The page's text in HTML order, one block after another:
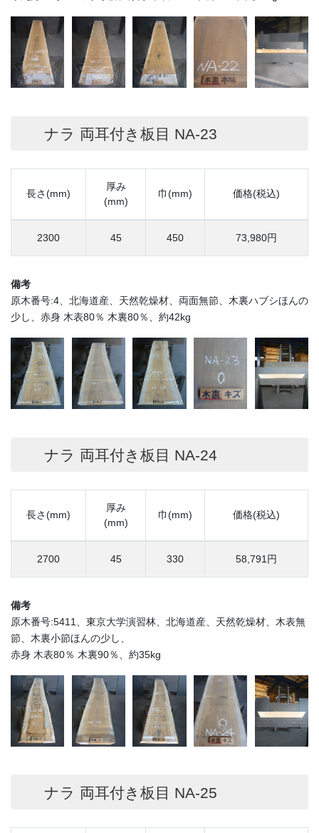
ナラ 両耳付き板目 NA-23
長さ(mm)
厚み
(mm)
巾(mm) 価格(税込)
2300 45 450 73,980円
備考
原木番号:4、北海道産、天然乾燥材、両面無節、木裏ハブシほんの
少し、赤身 木表80％ 木裏80％、約42kg
ナラ 両耳付き板目 NA-24
長さ(mm)
厚み
(mm)
巾(mm) 価格(税込)
2700 45 330 58,791円
備考
原木番号:5411、東京大学演習林、北海道産、天然乾燥材、木表無
節、木裏小節ほんの少し、
赤身 木表80％ 木裏90％、約35kg
ナラ 両耳付き板目 NA-25